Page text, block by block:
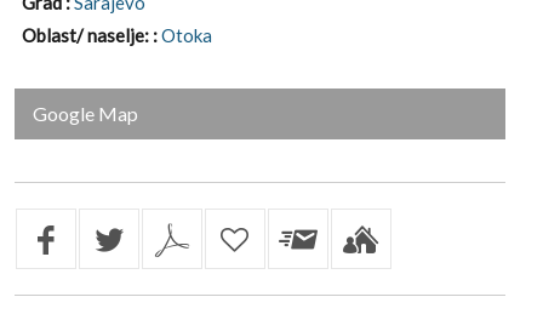
Oblast/ naselje: :Otoka
Google Map